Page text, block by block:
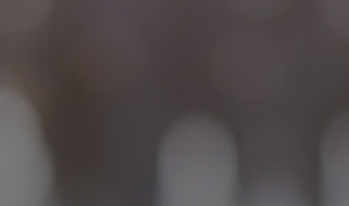
conteúdo